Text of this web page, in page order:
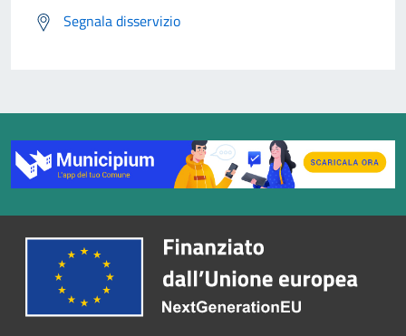
Segnala disservizio